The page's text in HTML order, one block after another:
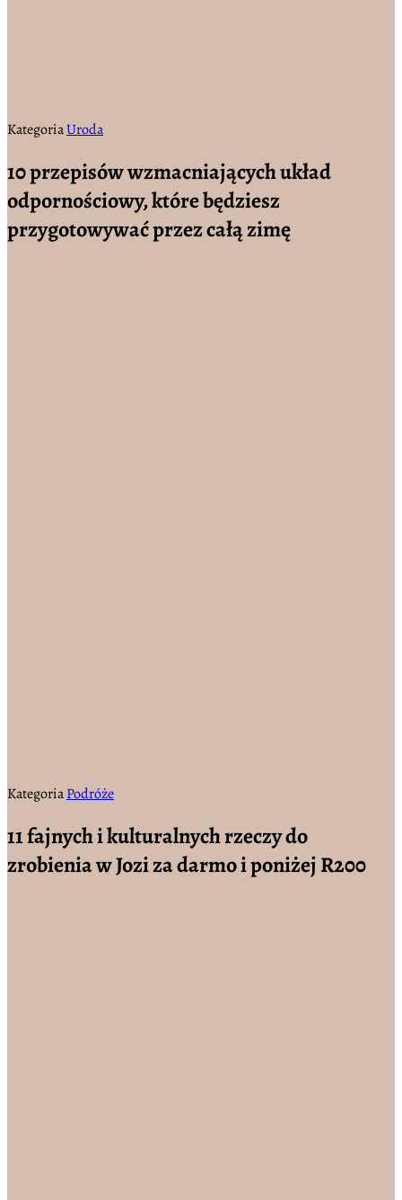
KategoriaUroda
10 przepisów wzmacniających układ
odpornościowy, które będziesz
przygotowywać przez całą zimę
KategoriaPodróże
11 fajnych i kulturalnych rzeczy do
zrobienia w Jozi za darmo i poniżej R200